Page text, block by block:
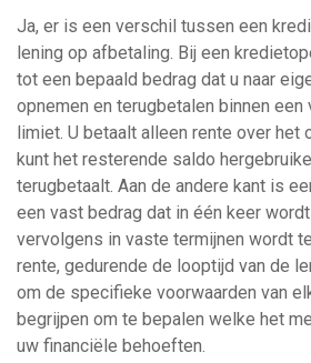
Ja, er is een verschil tussen een
lening op afbetaling. Bij een
tot een bepaald bedrag dat u naar
opnemen en terugbetalen binnen een
limiet. U betaalt alleen rente over het
kunt het resterende saldo
terugbetaalt. Aan de andere kant is
een vast bedrag dat in één keer
vervolgens in vaste termijnen wordt
rente, gedurende de looptijd van de
om de specifieke voorwaarden van
begrijpen om te bepalen welke het
uw financiële behoeften.